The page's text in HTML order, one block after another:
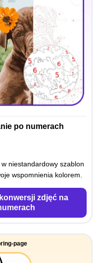
po numerach
niestandardowy szablon
wspomnienia kolorem.
zdjęć na
page